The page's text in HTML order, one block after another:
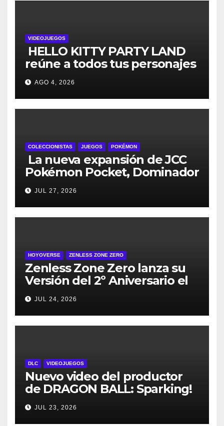
VIDEOJUEGOS
HELLO KITTY PARTY LAND
reúne a todos tus personajes
favoritos en un solo lugar; ya
están disponibles las
preventas digitales
AGO 4, 2026
COLECCIONISTAS JUEGOS POKÉMON
La nueva expansión de JCC
Pokémon Pocket, Dominador
de los Cielos, se lanza el 29
de julio
JUL 27, 2026
HOYOVERSE ZENLESS ZONE ZERO
Zenless Zone Zero lanza su
Versión del 2º Aniversario el
29 de julio – con regalos para
todos los jugadores y nuevos
personajes
JUL 24, 2026
DLC VIDEOJUEGOS
Nuevo video del productor
de DRAGON BALL: Sparking!
ZERO detalla el Super Limit-
Breaking NEO DLC
JUL 23, 2026